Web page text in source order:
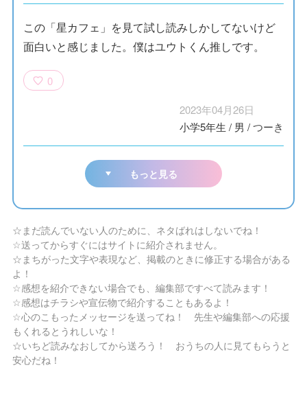
この「星カフェ」を見て試し読みしかしてないけど
面白いと感じました。僕はユウトくん推しです。
0
2023年04月26日
小学5年生 / 男 /つーき
もっと見る
☆まだ読んでいない人のために、ネタばれはしないでね！
☆送ってからすぐにはサイトに紹介されません。
☆まちがった文字や表現など、掲載のときに修正する場合がある
よ！
☆感想を紹介できない場合でも、編集部ですべて読みます！
☆感想はチラシや宣伝物で紹介することもあるよ！
☆心のこもったメッセージを送ってね！ 先生や編集部への応援
もくれるとうれしいな！
☆いちど読みなおしてから送ろう！ おうちの人に見てもらうと
安心だね！